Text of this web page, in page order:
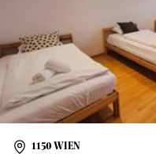
1150 WIEN